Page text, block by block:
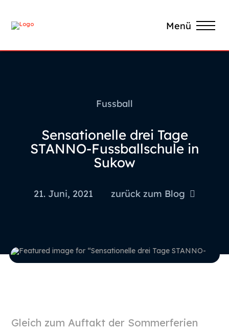
Menü
Fussball
Sensationelle drei Tage
STANNO-Fussballschule in
Sukow
21. Juni, 2021 zurück zum Blog
Gleich zum Auftakt der Sommerferien